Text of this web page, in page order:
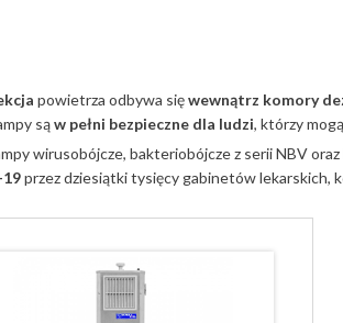
powietrza odbywa sięwewnątrz komory
sąw pełni bezpieczne dla ludzi, którzy
wirusobójcze, bakteriobójcze z serii NBV
przez dziesiątki tysięcy gabinetów lekarskich,